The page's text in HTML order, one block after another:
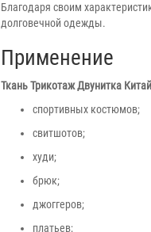
Благодаря своим
долговечной одежды.
Применение
Ткань Трикотаж Двунитка Китай
спортивных костюмов;
свитшотов;
худи;
брюк;
джоггеров;
платьев;